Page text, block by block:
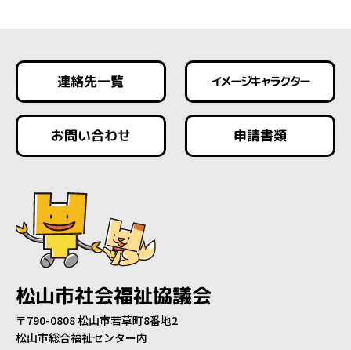
連絡先一覧 イメージキャラクター
お問い合わせ 申請書類
松山市社会福祉協議会
〒790-0808 松山市若草町8番地2
松山市総合福祉センター内